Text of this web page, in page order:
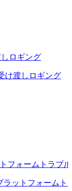
ロギング
け渡し ロギング
フォーム トラブ
ラットフォーム ト